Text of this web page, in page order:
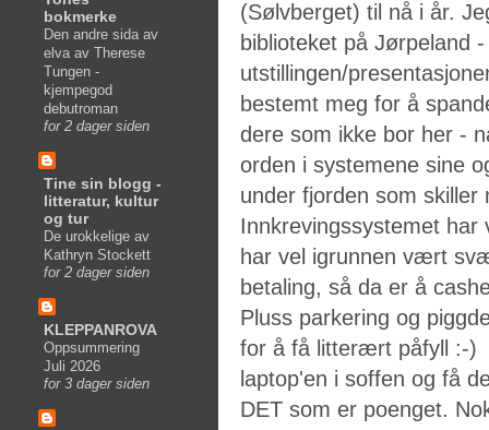
(Sølvberget) til nå i år.
biblioteket på Jørpeland
utstillingen/
bestemt meg for å
dere som ikke bor her -
orden i systemene sine
under fjorden som
Innkrevingssystemet
har vel igrunnen vært
betaling, så da er å
Pluss parkering og
for å få litterært påfyll :-)
laptop'en i soffen og få
DET som er poenget.
bokmerke
Den andre sida av
elva av Therese
Tungen -
kjempegod
debutroman
for 2 dager siden
Tine sin blogg -
litteratur, kultur
og tur
De urokkelige av
Kathryn Stockett
for 2 dager siden
KLEPPANROVA
Oppsummering
Juli 2026
for 3 dager siden